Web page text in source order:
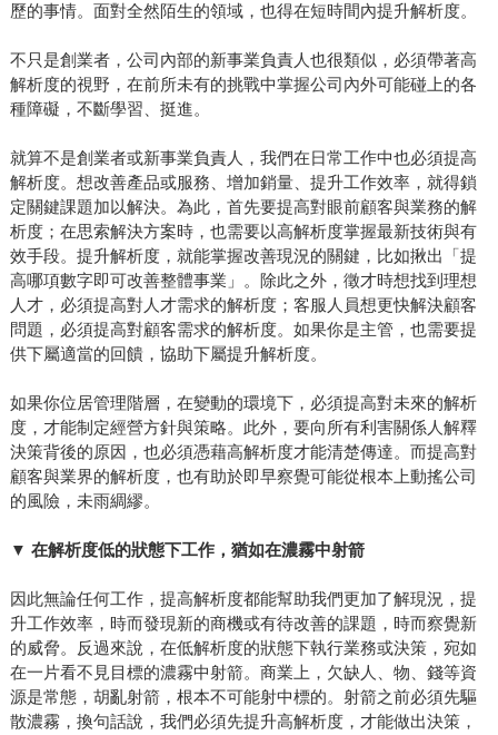
歷的事情。面對全然陌生的領域，也得在短時間內提升解析度。
不只是創業者，公司內部的新事業負責人也很類似，必須帶著高
解析度的視野，在前所未有的挑戰中掌握公司內外可能碰上的各
種障礙，不斷學習、挺進。
就算不是創業者或新事業負責人，我們在日常工作中也必須提高
解析度。想改善產品或服務、增加銷量、提升工作效率，就得鎖
定關鍵課題加以解決。為此，首先要提高對眼前顧客與業務的解
析度；在思索解決方案時，也需要以高解析度掌握最新技術與有
效手段。提升解析度，就能掌握改善現況的關鍵，比如揪出「提
高哪項數字即可改善整體事業」。除此之外，徵才時想找到理想
人才，必須提高對人才需求的解析度；客服人員想更快解決顧客
問題，必須提高對顧客需求的解析度。如果你是主管，也需要提
供下屬適當的回饋，協助下屬提升解析度。
如果你位居管理階層，在變動的環境下，必須提高對未來的解析
度，才能制定經營方針與策略。此外，要向所有利害關係人解釋
決策背後的原因，也必須憑藉高解析度才能清楚傳達。而提高對
顧客與業界的解析度，也有助於即早察覺可能從根本上動搖公司
的風險，未雨綢繆。
▼ 在解析度低的狀態下工作，猶如在濃霧中射箭
因此無論任何工作，提高解析度都能幫助我們更加了解現況，提
升工作效率，時而發現新的商機或有待改善的課題，時而察覺新
的威脅。反過來說，在低解析度的狀態下執行業務或決策，宛如
在一片看不見目標的濃霧中射箭。商業上，欠缺人、物、錢等資
源是常態，胡亂射箭，根本不可能射中標的。射箭之前必須先驅
散濃霧，換句話說，我們必須先提升高解析度，才能做出決策，